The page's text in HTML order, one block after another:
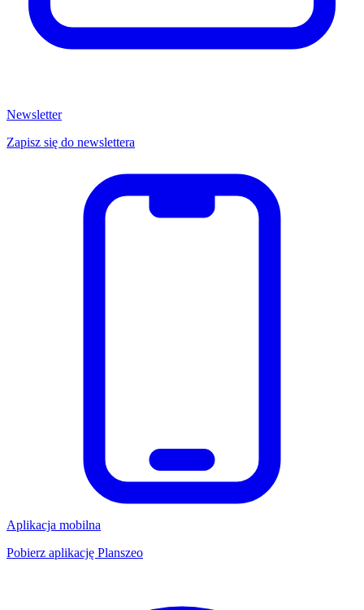
Newsletter
Zapisz się do newslettera
Aplikacja mobilna
Pobierz aplikację Planszeo